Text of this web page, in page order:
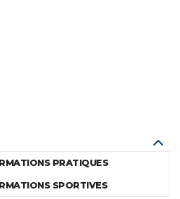
PRATIQUES
SPORTIVES